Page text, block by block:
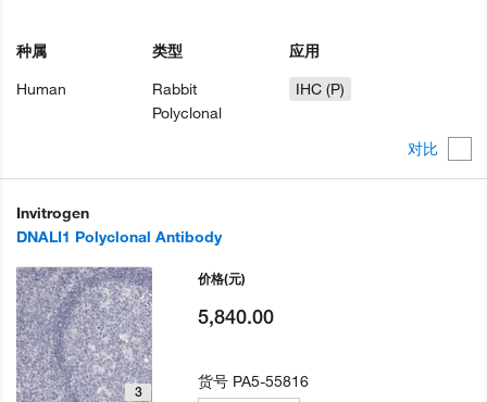
对比
种属
Human
类型
Rabbit
Polyclonal
应用
IHC (P)
Invitrogen
DNALI1 Polyclonal Antibody
3
价格(元)
5,840.00
货号 PA5-55816